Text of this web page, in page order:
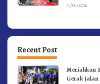
31/01/2026
Recent Post
Meriahkan
Gerak